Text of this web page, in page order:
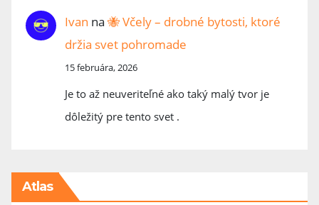
Ivan na🐝 Včely – drobné bytosti, ktoré
držia svet pohromade
15 februára, 2026
Je to až neuveriteľné ako taký malý tvor je
dôležitý pre tento svet .
Atlas